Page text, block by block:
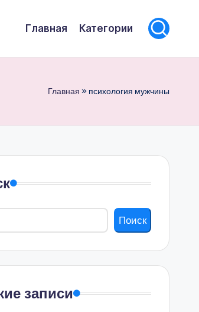
Главная Категории
Главная » психология мужчины
Поиск
записи